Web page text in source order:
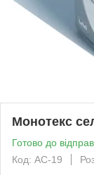
Монотекс
Готово до
Код: АС-19